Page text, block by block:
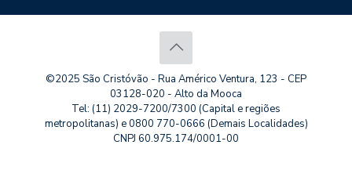
©2025 São Cristóvão - Rua Américo Ventura, 123 - CEP
03128-020 - Alto da Mooca
Tel: (11) 2029-7200/7300 (Capital e regiões
metropolitanas) e 0800 770-0666 (Demais Localidades)
CNPJ 60.975.174/0001-00